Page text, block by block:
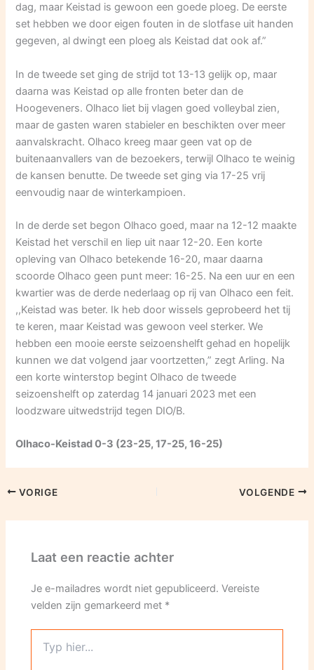
dag, maar Keistad is gewoon een goede ploeg. De eerste
set hebben we door eigen fouten in de slotfase uit handen
gegeven, al dwingt een ploeg als Keistad dat ook af.”
In de tweede set ging de strijd tot 13-13 gelijk op, maar
daarna was Keistad op alle fronten beter dan de
Hoogeveners. Olhaco liet bij vlagen goed volleybal zien,
maar de gasten waren stabieler en beschikten over meer
aanvalskracht. Olhaco kreeg maar geen vat op de
buitenaanvallers van de bezoekers, terwijl Olhaco te weinig
de kansen benutte. De tweede set ging via 17-25 vrij
eenvoudig naar de winterkampioen.
In de derde set begon Olhaco goed, maar na 12-12 maakte
Keistad het verschil en liep uit naar 12-20. Een korte
opleving van Olhaco betekende 16-20, maar daarna
scoorde Olhaco geen punt meer: 16-25. Na een uur en een
kwartier was de derde nederlaag op rij van Olhaco een feit.
,,Keistad was beter. Ik heb door wissels geprobeerd het tij
te keren, maar Keistad was gewoon veel sterker. We
hebben een mooie eerste seizoenshelft gehad en hopelijk
kunnen we dat volgend jaar voortzetten,” zegt Arling. Na
een korte winterstop begint Olhaco de tweede
seizoenshelft op zaterdag 14 januari 2023 met een
loodzware uitwedstrijd tegen DIO/B.
Olhaco-Keistad 0-3 (23-25, 17-25, 16-25)
VORIGE VOLGENDE
Laat een reactie achter
Je e-mailadres wordt niet gepubliceerd. Vereiste
velden zijn gemarkeerd met *
hier...